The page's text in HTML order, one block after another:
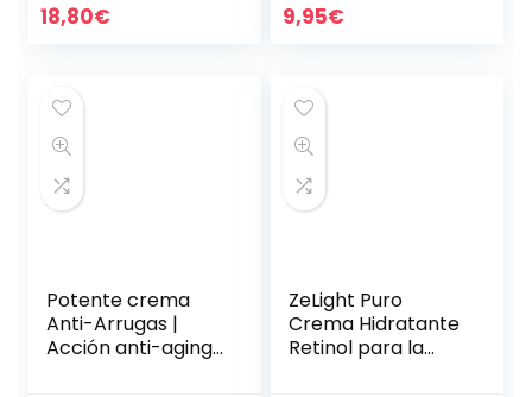
Células Madres de
18,80€ 9,95€
Potente crema
Anti-Arrugas |
Acción anti-aging,
ZeLight Puro
Crema Hidratante
Retinol para la